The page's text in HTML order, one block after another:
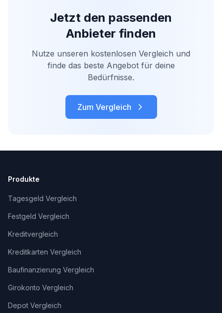
Jetzt den passenden
Anbieter finden
Nutze unseren kostenlosen Vergleich und
finde das beste Angebot für deine
Bedürfnisse.
Zum Vergleich
Produkte
Tagesgeld Vergleich
Festgeld Vergleich
Kreditvergleich
Kreditkarten Vergleich
Baufinanzierung Vergleich
Girokonto Vergleich
Depot Vergleich